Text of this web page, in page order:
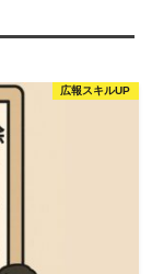
広報スキルUP